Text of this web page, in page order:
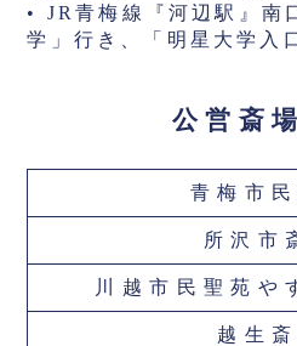
• JR青梅線『河辺駅』南
学」行き、「明星大学入
公営斎
青梅市
所沢市
川越市民聖苑や
越生斎